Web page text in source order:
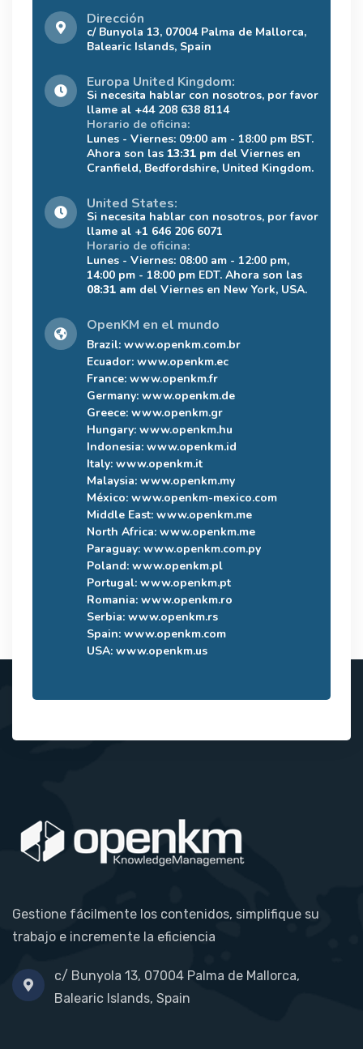
Dirección
c/ Bunyola 13, 07004 Palma de Mallorca,
Balearic Islands, Spain
Europa United Kingdom:
Si necesita hablar con nosotros, por favor
llame al +44 208 638 8114
Horario de oficina:
Lunes - Viernes: 09:00 am - 18:00 pm BST.
Ahora son las 13:31 pm del Viernes en
Cranfield, Bedfordshire, United Kingdom.
United States:
Si necesita hablar con nosotros, por favor
llame al +1 646 206 6071
Horario de oficina:
Lunes - Viernes: 08:00 am - 12:00 pm,
14:00 pm - 18:00 pm EDT. Ahora son las
08:31 am del Viernes en New York, USA.
OpenKM en el mundo
Brazil: www.openkm.com.br
Ecuador: www.openkm.ec
France: www.openkm.fr
Germany: www.openkm.de
Greece: www.openkm.gr
Hungary: www.openkm.hu
Indonesia: www.openkm.id
Italy: www.openkm.it
Malaysia: www.openkm.my
México: www.openkm-mexico.com
Middle East: www.openkm.me
North Africa: www.openkm.me
Paraguay: www.openkm.com.py
Poland: www.openkm.pl
Portugal: www.openkm.pt
Romania: www.openkm.ro
Serbia: www.openkm.rs
Spain: www.openkm.com
USA: www.openkm.us
Gestione fácilmente los contenidos, simplifique su
trabajo e incremente la eficiencia
c/ Bunyola 13, 07004 Palma de Mallorca,
Balearic Islands, Spain